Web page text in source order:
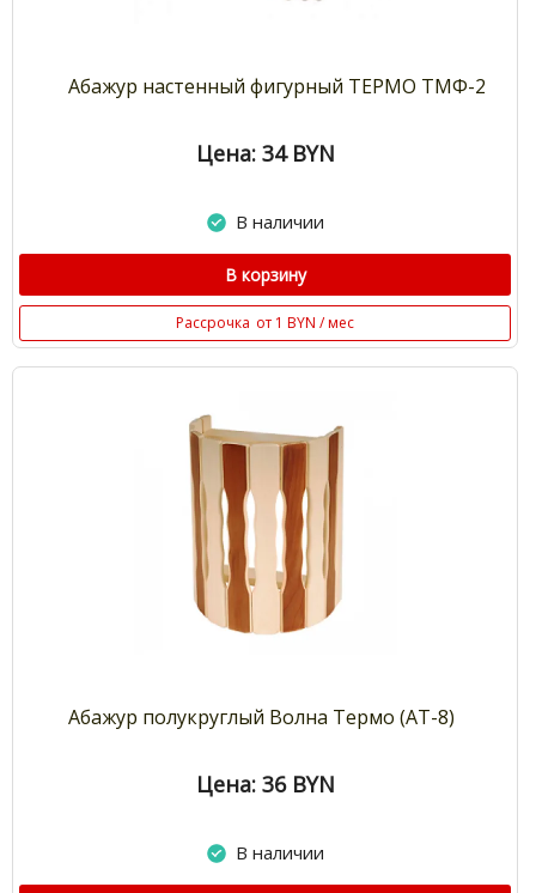
Абажур настенный фигурный ТЕРМО ТМФ-2
Цена: 34 BYN
В наличии
В корзину
Рассрочка от 1 BYN / мес
Абажур полукруглый Волна Термо (АТ-8)
Цена: 36 BYN
В наличии